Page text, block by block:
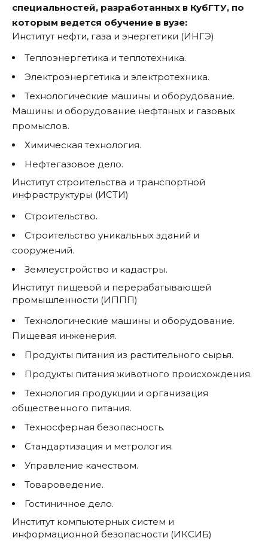
специальностей, разработанных в КубГТУ, по
которым ведется обучение в вузе:
Институт нефти, газа и энергетики (ИНГЭ)
Теплоэнергетика и теплотехника.
Электроэнергетика и электротехника.
Технологические машины и оборудование.
Машины и оборудование нефтяных и газовых
промыслов.
Химическая технология.
Нефтегазовое дело.
Институт строительства и транспортной
инфраструктуры (ИСТИ)
Строительство.
Строительство уникальных зданий и
сооружений.
Землеустройство и кадастры.
Институт пищевой и перерабатывающей
промышленности (ИППП)
Технологические машины и оборудование.
Пищевая инженерия.
Продукты питания из растительного сырья.
Продукты питания животного происхождения.
Технология продукции и организация
общественного питания.
Техносферная безопасность.
Стандартизация и метрология.
Управление качеством.
Товароведение.
Гостиничное дело.
Институт компьютерных систем и
информационной безопасности (ИКСИБ)